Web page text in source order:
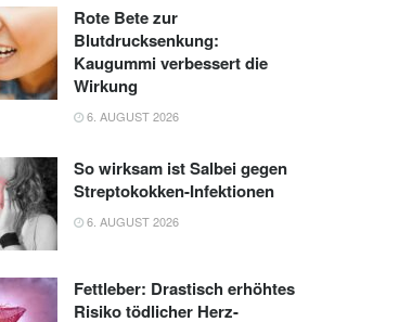
Rote Bete zur
Blutdrucksenkung:
Kaugummi verbessert die
Wirkung
6. AUGUST 2026
So wirksam ist Salbei gegen
Streptokokken-Infektionen
6. AUGUST 2026
Fettleber: Drastisch erhöhtes
Risiko tödlicher Herz-